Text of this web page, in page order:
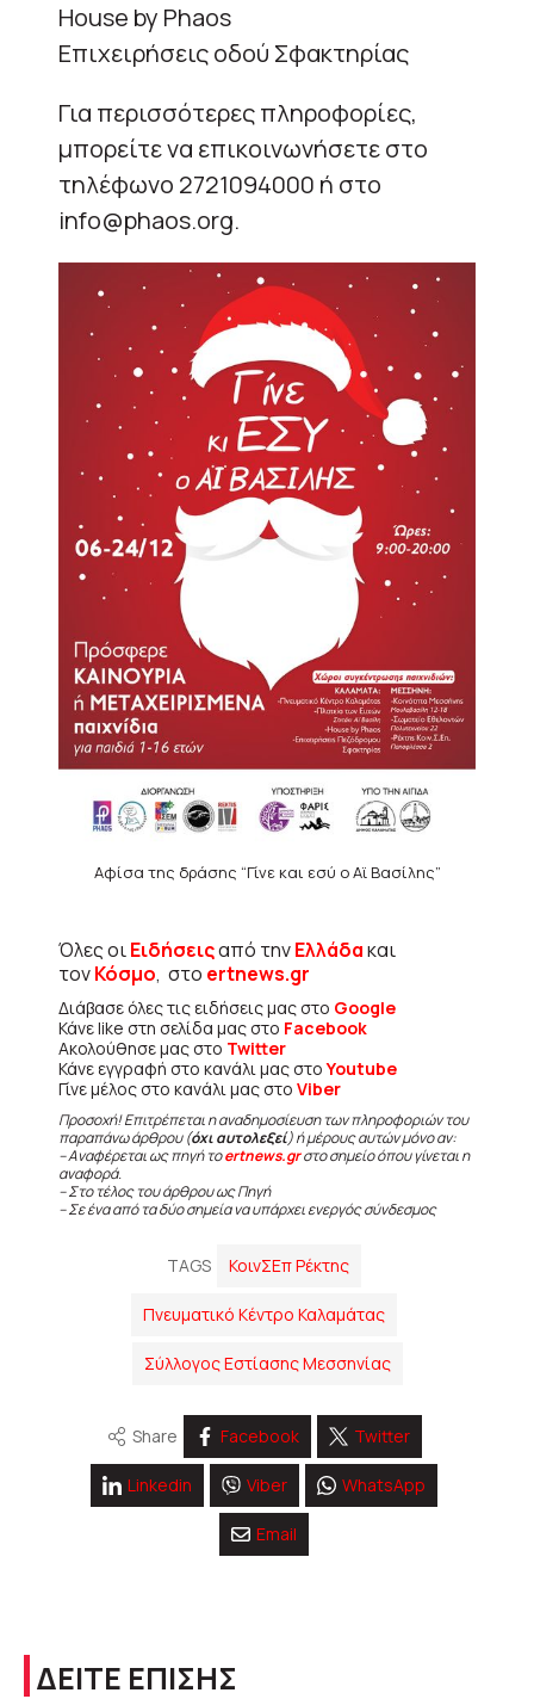
House by Phaos
Επιχειρήσεις οδού Σφακτηρίας
Για περισσότερες πληροφορίες,
μπορείτε να επικοινωνήσετε στο
τηλέφωνο 2721094000 ή στο
info@phaos.org.
Αφίσα της δράσης “Γίνε και εσύ ο Αϊ Βασίλης”
Όλες οιΕιδήσειςαπό τηνΕλλάδακαι
τονΚόσμο, στο ertnews.gr
Διάβασε όλες τις ειδήσεις μας στο Google
Κάνε like στη σελίδα μας στο Facebook
Ακολούθησε μας στο Twitter
Κάνε εγγραφή στο κανάλι μας στοYoutube
Γίνε μέλος στο κανάλι μας στο Viber
Προσοχή! Επιτρέπεται η αναδημοσίευση των πληροφοριών του
παραπάνω άρθρου (όχι αυτολεξεί) ή μέρους αυτών μόνο αν:
– Αναφέρεται ως πηγή τοertnews.grστο σημείο όπου γίνεται η
αναφορά.
– Στο τέλος του άρθρου ως Πηγή
– Σε ένα από τα δύο σημεία να υπάρχει ενεργός σύνδεσμος
TAGS ΚοινΣΕπ Ρέκτης
Πνευματικό Κέντρο Καλαμάτας
Σύλλογος Εστίασης Μεσσηνίας
Share Facebook Twitter
Linkedin Viber WhatsApp
Email
ΔΕΙΤΕ ΕΠΙΣΗΣ